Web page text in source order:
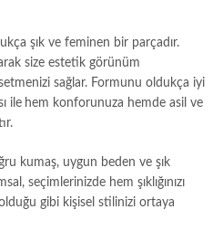
şık ve feminen bir parçadır.
size estetik görünüm
sağlar. Formunu oldukça iyi
ile hem konforunuza hemde asil ve
kumaş, uygun beden ve şık
seçimlerinizde hem şıklığınızı
gibi kişisel stilinizi ortaya